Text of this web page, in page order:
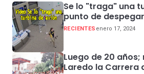
Se lo "traga" una
punto de
RECIENTES enero 17, 2024
Luego de 20
Laredo la Carrera